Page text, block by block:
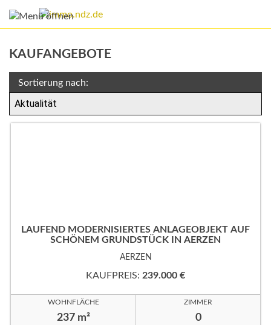
KAUFANGEBOTE
Sortierung nach:
LAUFEND MODERNISIERTES ANLAGEOBJEKT AUF
SCHÖNEM GRUNDSTÜCK IN AERZEN
AERZEN
KAUFPREIS: 239.000 €
WOHNFLÄCHE
237 m²
ZIMMER
0